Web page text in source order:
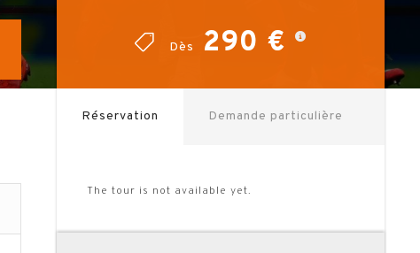
Dès 290 €
Dès 290 €
Réservation Demande particulière
The tour is not available yet.